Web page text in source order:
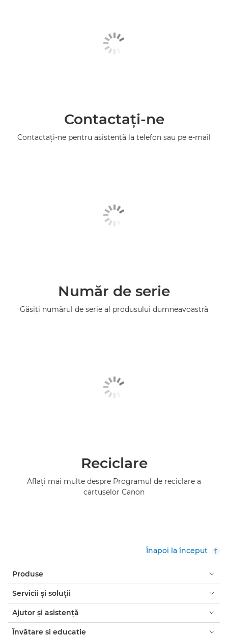
Contactaţi-ne
Contactaţi-ne pentru asistenţă la telefon sau pe e-mail
Număr de serie
Găsiţi numărul de serie al produsului dumneavoastră
Reciclare
Aflaţi mai multe despre Programul de reciclare a
cartuşelor Canon
Înapoi la început
Produse
Servicii şi soluţii
Ajutor şi asistenţă
Învăţare şi educaţie